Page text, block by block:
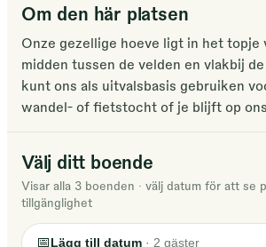
Om den här platsen
Onze gezellige hoeve ligt in het topje
midden tussen de velden en vlakbij
kunt ons als uitvalsbasis gebruiken
wandel- of fietstocht of je blijft op
herten en siereenden.
Wees welkom!
Välj ditt boende
Visar alla 3 boenden · välj datum för att se
tillgänglighet
📅Lägg till datum · 2 gäster